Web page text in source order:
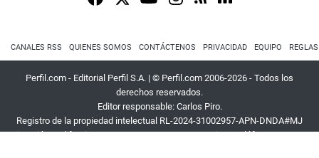
CANALES RSS QUIENES SOMOS CONTÁCTENOS PRIVACIDAD EQUIPO
Perfil.com - Editorial Perfil S.A. | © Perfil.com 2006-2026 - Todos los
derechos reservados.
Editor responsable: Carlos Piro.
Registro de la propiedad intelectual RL-2024-31002957-APN-DNDA#MJ
Dirección:California 2715,C1289ABI,CABA, Argentina| Teléfono:+54 9 11